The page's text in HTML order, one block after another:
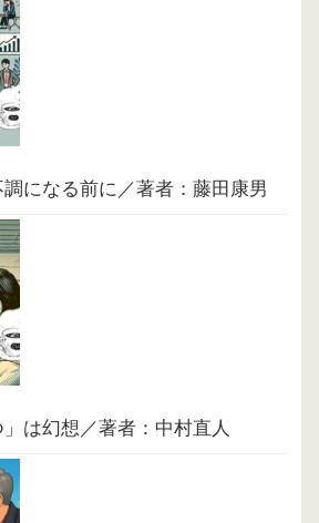
になる前に／著者：藤田康男
」は幻想／著者：中村直人